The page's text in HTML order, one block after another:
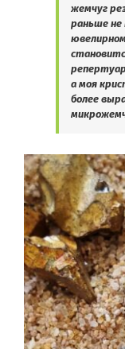
жемчуг
раньше не
а моя
более